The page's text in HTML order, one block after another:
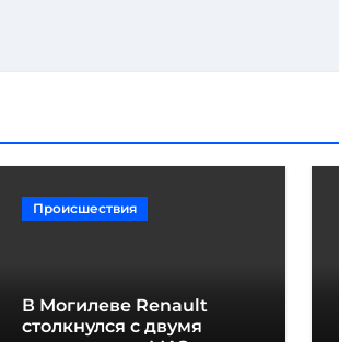
Происшествия
В Могилеве Renault
столкнулся с двумя